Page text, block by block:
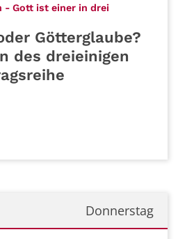
- Gott ist einer in drei
Götterglaube?
des dreieinigen
Donnerstag